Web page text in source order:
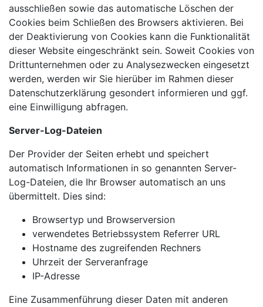
ausschließen sowie das automatische Löschen der
Cookies beim Schließen des Browsers aktivieren. Bei
der Deaktivierung von Cookies kann die Funktionalität
dieser Website eingeschränkt sein. Soweit Cookies von
Drittunternehmen oder zu Analysezwecken eingesetzt
werden, werden wir Sie hierüber im Rahmen dieser
Datenschutzerklärung gesondert informieren und ggf.
eine Einwilligung abfragen.
Server-Log-Dateien
Der Provider der Seiten erhebt und speichert
automatisch Informationen in so genannten Server-
Log-Dateien, die Ihr Browser automatisch an uns
übermittelt. Dies sind:
Browsertyp und Browserversion
verwendetes Betriebssystem Referrer URL
Hostname des zugreifenden Rechners
Uhrzeit der Serveranfrage
IP-Adresse
Eine Zusammenführung dieser Daten mit anderen